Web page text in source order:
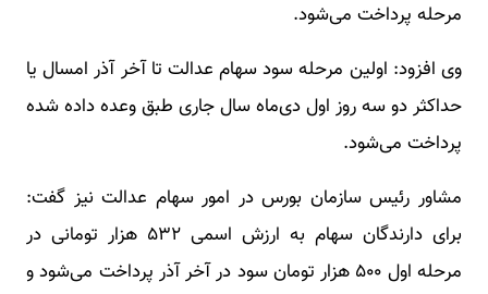
مرحله پرداخت می‌شود.
وی افزود: اولین مرحله سود سهام عدالت تا آخر آذر امسال یا
حداکثر دو سه روز اول دی‌ماه سال جاری طبق وعده داده شده
پرداخت می‌شود.
مشاور رئیس سازمان بورس در امور سهام عدالت نیز گفت:
برای دارندگان سهام به ارزش اسمی ۵۳۲ هزار تومانی در
مرحله اول ۵۰۰ هزار تومان سود در آخر آذر پرداخت می‌شود و